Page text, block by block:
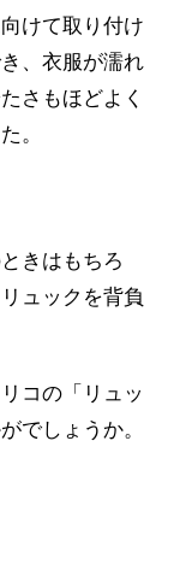
けて取り付け
、衣服が濡れ
さもほどよく
。
きはもちろ
ュックを背負
コの「リュッ
でしょうか。